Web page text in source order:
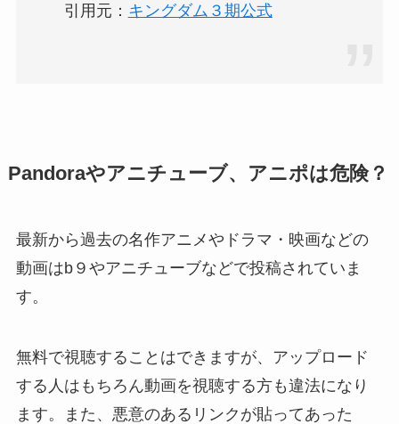
引用元： キングダム３期公式
Pandoraやアニチューブ、アニポは危険？
最新から過去の名作アニメやドラマ・映画などの
動画はb９やアニチューブなどで投稿されていま
す。
無料で視聴することはできますが、アップロード
する人はもちろん動画を視聴する方も違法になり
ます。また、悪意のあるリンクが貼ってあった